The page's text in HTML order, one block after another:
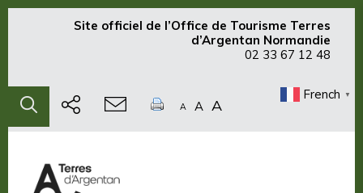
Site officiel de l’Office de Tourisme Terres
d’Argentan Normandie
02 33 67 12 48
A A A
French ▼